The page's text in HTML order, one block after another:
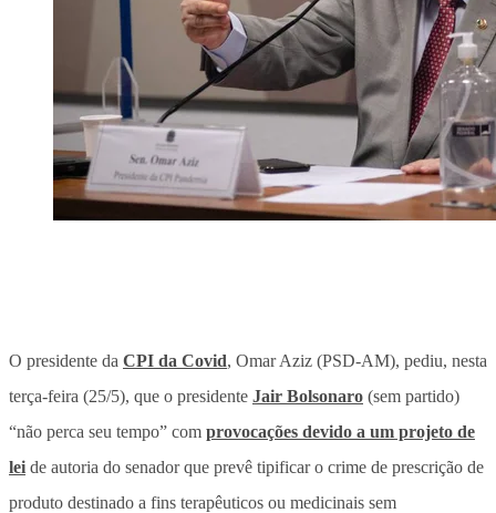
O presidente da CPI da Covid, Omar Aziz (PSD-AM), pediu, nesta
terça-feira (25/5), que o presidente Jair Bolsonaro (sem partido)
“não perca seu tempo” com provocações devido a um projeto de
lei de autoria do senador que prevê tipificar o crime de prescrição de
produto destinado a fins terapêuticos ou medicinais sem